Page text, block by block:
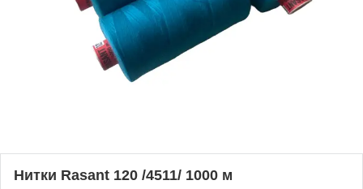
Нитки Rasant 120 /4511/ 1000 м